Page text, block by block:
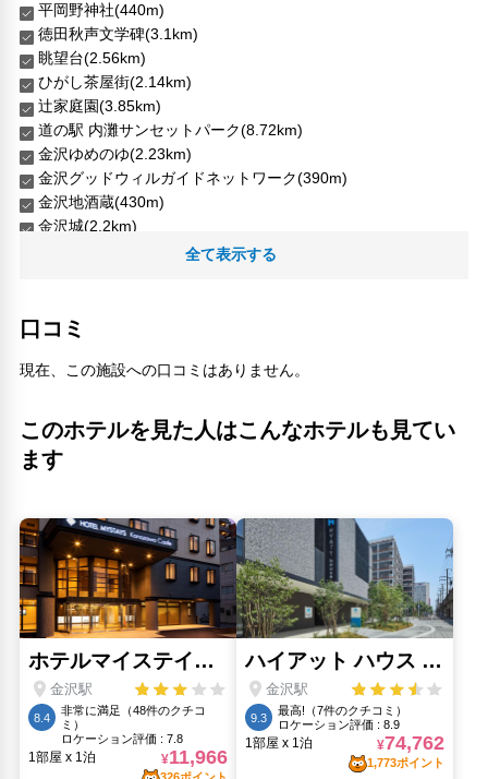
平岡野神社(440m)
徳田秋声文学碑(3.1km)
眺望台(2.56km)
ひがし茶屋街(2.14km)
辻家庭園(3.85km)
道の駅 内灘サンセットパーク(8.72km)
金沢ゆめのゆ(2.23km)
金沢グッドウィルガイドネットワーク(390m)
金沢地酒蔵(430m)
金沢城(2.2km)
金沢海みらい図書館(3.91km)
鈴木大拙館(2.95km)
金沢城(2.2km)
全て表示する
口コミ
現在、この施設への口コミはありません。
このホテルを見た人はこんなホテルも見てい
ます